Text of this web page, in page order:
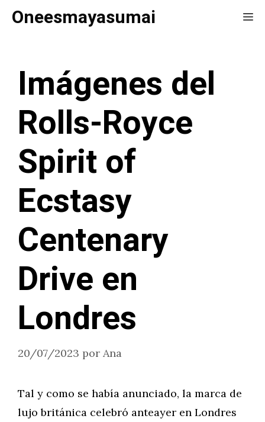
SaltarOneesmayasumai
Imágenes del
Rolls-Royce
Spirit of
Ecstasy
Centenary
Drive en
Londres
20/07/2023 por Ana
Tal y como se había anunciado, la marca de
lujo británica celebró anteayer en Londres